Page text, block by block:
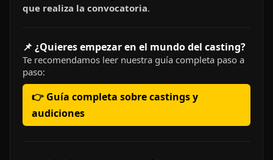
que realiza la convocatoria.
📌 ¿Quieres empezar en el mundo del casting?
Te recomendamos leer nuestra guía completa paso a
paso:
👉 Guía completa sobre castings y
audiciones